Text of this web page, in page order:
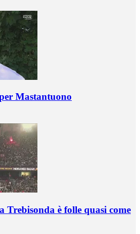
Mastantuono
Trebisonda è folle quasi come